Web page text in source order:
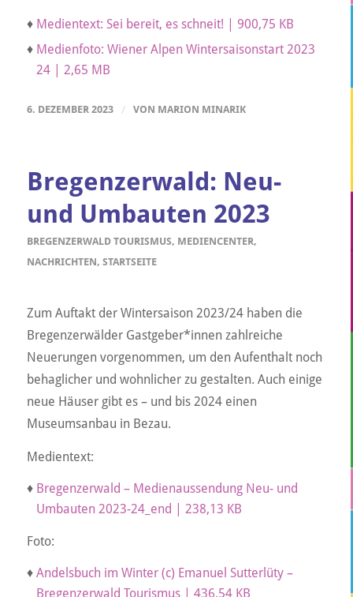
♦ Medientext: Sei bereit, es schneit! | 900,75 KB
♦ Medienfoto: Wiener Alpen Wintersaisonstart 2023
24 | 2,65 MB
6. DEZEMBER 2023 / VON MARION MINARIK
Bregenzerwald: Neu-
und Umbauten 2023
BREGENZERWALD TOURISMUS, MEDIENCENTER,
NACHRICHTEN, STARTSEITE
Zum Auftakt der Wintersaison 2023/24 haben die
Bregenzerwälder Gastgeber*innen zahlreiche
Neuerungen vorgenommen, um den Aufenthalt noch
behaglicher und wohnlicher zu gestalten. Auch einige
neue Häuser gibt es – und bis 2024 einen
Museumsanbau in Bezau.
Medientext:
♦ Bregenzerwald – Medienaussendung Neu- und
Umbauten 2023-24_end | 238,13 KB
Foto:
♦ Andelsbuch im Winter (c) Emanuel Sutterlüty –
Bregenzerwald Tourismus | 436,54 KB